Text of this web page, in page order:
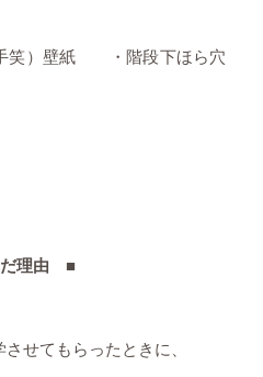
手笑）壁紙 ・階段下ほら穴
だ理由 ■
せてもらったときに、